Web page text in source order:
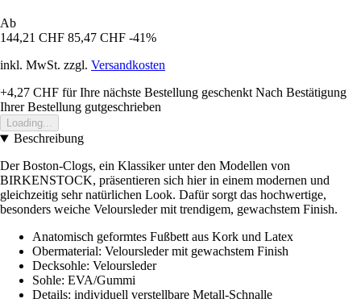
Ab
144,21 CHF 85,47 CHF -41%
inkl. MwSt. zzgl. Versandkosten
+4,27 CHF für Ihre nächste Bestellung geschenkt Nach Bestätigung
Ihrer Bestellung gutgeschrieben
Loading...
Beschreibung
Der Boston-Clogs, ein Klassiker unter den Modellen von
BIRKENSTOCK, präsentieren sich hier in einem modernen und
gleichzeitig sehr natürlichen Look. Dafür sorgt das hochwertige,
besonders weiche Veloursleder mit trendigem, gewachstem Finish.
Anatomisch geformtes Fußbett aus Kork und Latex
Obermaterial: Veloursleder mit gewachstem Finish
Decksohle: Veloursleder
Sohle: EVA/Gummi
Details: individuell verstellbare Metall-Schnalle